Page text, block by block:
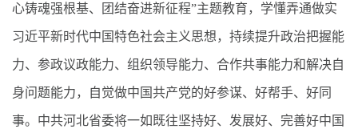
心铸魂强根基、团结奋进新征程”主题教育，学懂弄通做实
习近平新时代中国特色社会主义思想，持续提升政治把握能
力、参政议政能力、组织领导能力、合作共事能力和解决自
身问题能力，自觉做中国共产党的好参谋、好帮手、好同
事。中共河北省委将一如既往坚持好、发展好、完善好中国